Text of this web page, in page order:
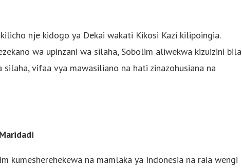
nje kidogo ya Dekai wakati Kikosi Kazi kilipoingia.
wa upinzani wa silaha, Sobolim aliwekwa kizuizini bila
vifaa vya mawasiliano na hati zinazohusiana na
kumesherehekewa na mamlaka ya Indonesia na raia wengi